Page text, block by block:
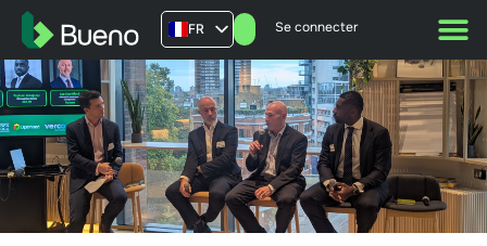
FR
AU
US
UK
Se connecter